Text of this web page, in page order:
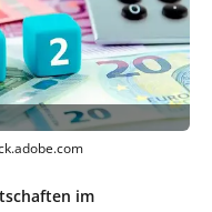
im